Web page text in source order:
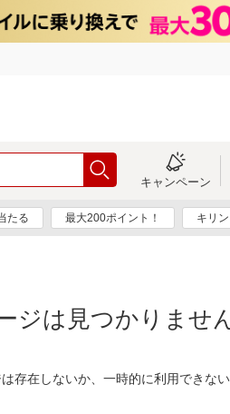
キャンペーン
たる 最大200ポイント！ キリ
ジは見つかりませ
存在しないか、一時的に利用できない